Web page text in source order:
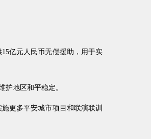
亿元人民币无偿援助，用于实
地区和平稳定。
更多平安城市项目和联演联训